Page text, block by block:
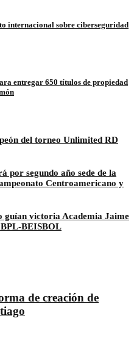
internacional sobre ciberseguridad
entregar 650 títulos de propiedad
del torneo Unlimited RD
por segundo año sede de la
Centroamericano y
guían victoria Academia Jaime
BEISBOL
de creación de